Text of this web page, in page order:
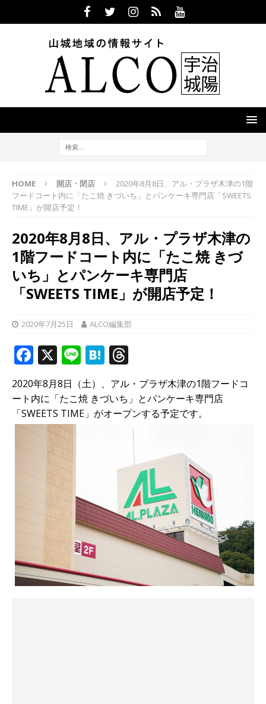
HOME 開店・閉店
2020年8月8日、アル・プラザ木津の1階
フードコート内に「たこ焼 きづいち」とパンケーキ専門店「SWEETS
TIME」が開店予定！
2020年8月8日、アル・プラザ木津の
1階フードコート内に「たこ焼 きづ
いち」とパンケーキ専門店
「SWEETS TIME」が開店予定！
2020年7月25日 ALCO編集部
F
a
c
e
b
X Li
n
e
H
at
e
n
h
r
e
a
d
s
2020年8月8日（土）、アル・プラザ木津の1階フードコ
ート内に「たこ焼 きづいち」とパンケーキ専門店
「SWEETS TIME」がオープンする予定です。